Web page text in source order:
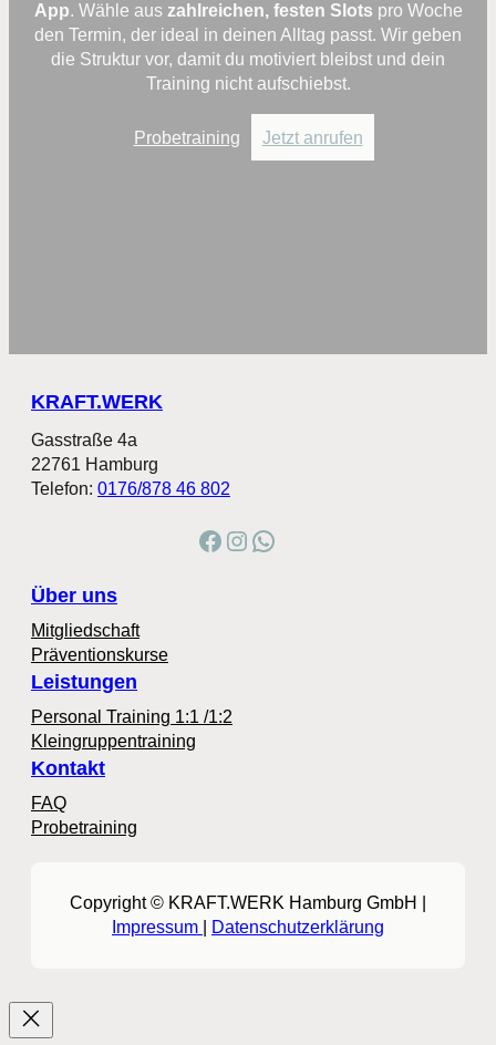
App. Wähle aus zahlreichen, festen Slots pro Woche
den Termin, der ideal in deinen Alltag passt. Wir geben
die Struktur vor, damit du motiviert bleibst und dein
Training nicht aufschiebst.
Probetraining Jetzt anrufen
KRAFT.WERK
Gasstraße 4a
22761 Hamburg
Telefon: 0176/878 46 802
Facebook Instagram WhatsApp
Über uns
Mitgliedschaft
Präventionskurse
Leistungen
Personal Training 1:1 /1:2
Kleingruppentraining
Kontakt
FAQ
Probetraining
Copyright © KRAFT.WERK Hamburg GmbH |
Impressum
Datenschutzerklärung